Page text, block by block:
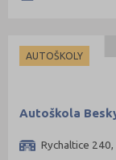
Rakovník (46)
Rychnov nad Kněžnou
AUTOŠKOLY
Autoškola
Rychaltice